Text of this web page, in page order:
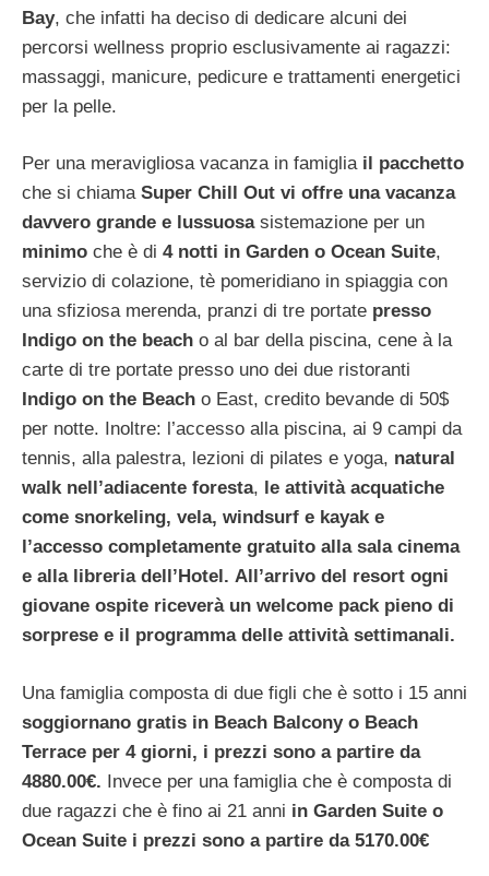
Bay, che infatti ha deciso di dedicare alcuni dei
percorsi wellness proprio esclusivamente ai ragazzi:
massaggi, manicure, pedicure e trattamenti energetici
per la pelle.
Per una meravigliosa vacanza in famigliail pacchetto
che si chiama Super Chill Out vi offre una vacanza
davvero grande e lussuosasistemazione per un
minimo che è di 4 notti in Garden o Ocean Suite,
servizio di colazione, tè pomeridiano in spiaggia con
una sfiziosa merenda, pranzi di tre portate presso
Indigo on the beach o al bar della piscina, cene à la
carte di tre portate presso uno dei due ristoranti
Indigo on the Beach o East, credito bevande di 50$
per notte. Inoltre: l’accesso alla piscina, ai 9 campi da
tennis, alla palestra, lezioni di pilates e yoga, natural
walk nell’adiacente foresta, le attività acquatiche
come snorkeling, vela, windsurf e kayak e
l’accesso completamente gratuito alla sala cinema
e alla libreria dell’Hotel. All’arrivo del resort ogni
giovane ospite riceverà un welcome pack pieno di
sorprese e il programma delle attività settimanali.
Una famiglia composta di due figli che è sotto i 15 anni
soggiornano gratis in Beach Balcony o Beach
Terrace per 4 giorni, i prezzi sono a partire da
4880.00€. Invece per una famiglia che è composta di
due ragazzi che è fino ai 21 anni in Garden Suite o
Ocean Suite i prezzi sono a partire da 5170.00€